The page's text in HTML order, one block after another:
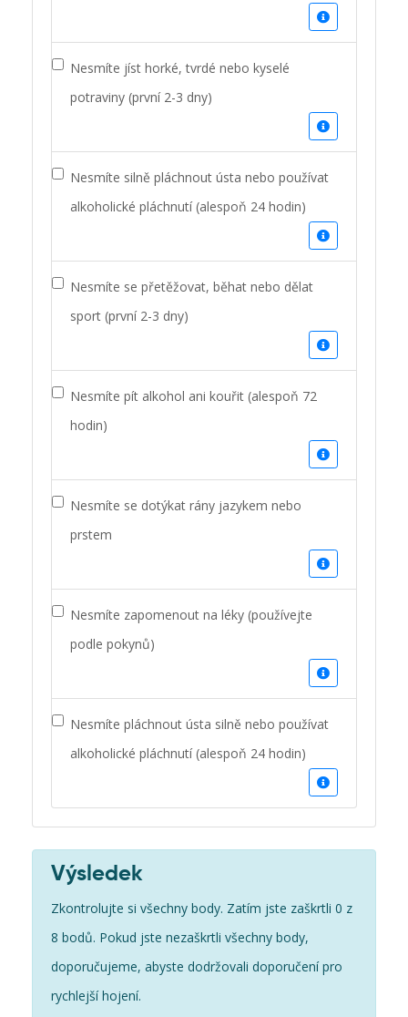
Nesmíte jíst horké, tvrdé nebo kyselé
potraviny (první 2-3 dny)
Nesmíte silně pláchnout ústa nebo používat
alkoholické pláchnutí (alespoň 24 hodin)
Nesmíte se přetěžovat, běhat nebo dělat
sport (první 2-3 dny)
Nesmíte pít alkohol ani kouřit (alespoň 72
hodin)
Nesmíte se dotýkat rány jazykem nebo
prstem
Nesmíte zapomenout na léky (používejte
podle pokynů)
Nesmíte pláchnout ústa silně nebo používat
alkoholické pláchnutí (alespoň 24 hodin)
Výsledek
Zkontrolujte si všechny body. Zatím jste zaškrtli 0 z
8 bodů. Pokud jste nezaškrtli všechny body,
doporučujeme, abyste dodržovali doporučení pro
rychlejší hojení.